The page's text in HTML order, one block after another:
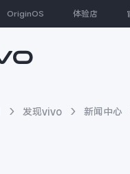
OriginOS 体验店
发现vivo 新闻中心